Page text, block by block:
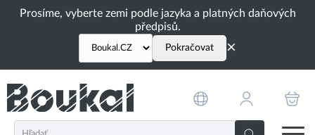
Prosíme, vyberte zemi podle jazyka a platných daňových
předpisů.
Pokračovat ×